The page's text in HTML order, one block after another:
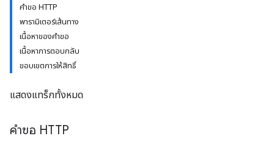
คำขอ HTTP
พารามิเตอร์เส้นทาง
เนื้อหาของคำขอ
เนื้อหาการตอบกลับ
ขอบเขตการให้สิทธิ์
แสดงแทร็กทั้งหมด
คำขอ HTTP